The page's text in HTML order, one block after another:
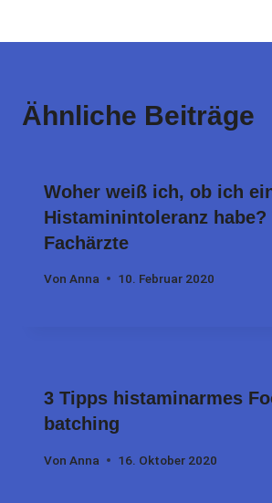
Ähnliche Beiträge
Woher weiß ich, ob ich
Histaminintoleranz habe?
Fachärzte
Von Anna 10. Februar 2020
3 Tipps histaminarmes
batching
Von Anna 16. Oktober 2020